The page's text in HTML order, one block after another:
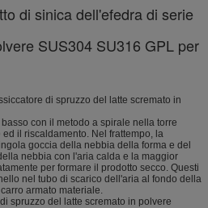
di sinica dell'efedra di serie
SUS304 SU316 GPL per
di spruzzo del latte scremato in
con il metodo a spirale nella torre
il riscaldamento. Nel frattempo, la
goccia della nebbia della forma e del
nebbia con l'aria calda e la maggior
per formare il prodotto secco. Questi
nel tubo di scarico dell'aria al fondo della
armato materiale.
spruzzo del latte scremato in polvere